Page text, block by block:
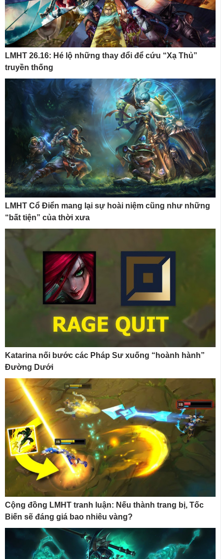
LMHT 26.16: Hé lộ những thay đổi để cứu “Xạ Thủ”
truyền thống
LMHT Cổ Điển mang lại sự hoài niệm cũng như những
“bất tiện” của thời xưa
Katarina nối bước các Pháp Sư xuống “hoành hành”
Đường Dưới
Cộng đồng LMHT tranh luận: Nếu thành trang bị, Tốc
Biến sẽ đáng giá bao nhiêu vàng?